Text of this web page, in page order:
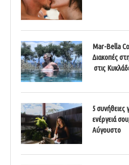
Mar-Bella
Διακοπές
στις
5 συνήθειες
ενέργειά
Αύγουστο